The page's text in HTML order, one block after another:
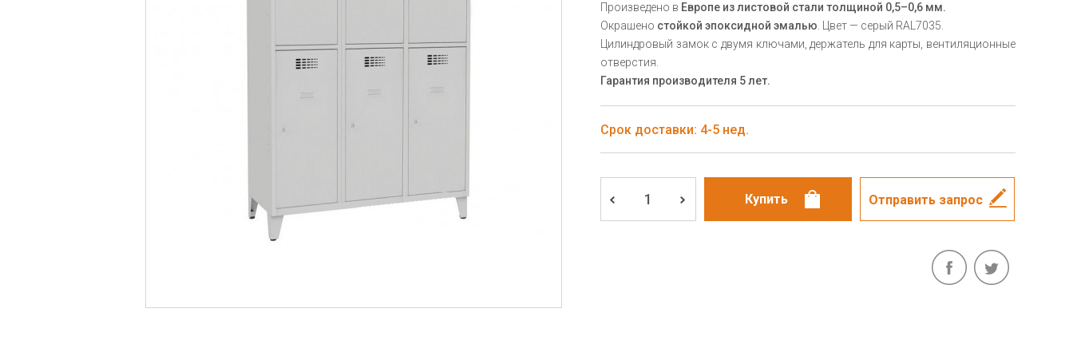
Произведено в Европе из листовой стали толщиной 0,5–0,6 мм.
Окрашено стойкой эпоксидной эмалью . Цвет — серый RAL7035.
Цилиндровый замок с двумя ключами, держатель для карты, вентиляционные
отверстия.
Гарантия производителя 5 лет.
Срок доставки: 4-5 нед.
Отправить запрос